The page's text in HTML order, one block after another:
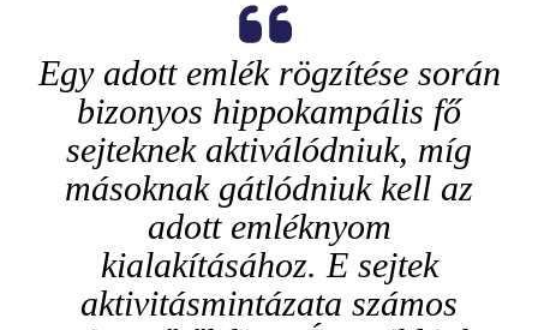
Egy adott emlék rögzítése során
bizonyos hippokampális fő
sejteknek aktiválódniuk, míg
másoknak gátlódniuk kell az
adott emléknyom
kialakításához. E sejtek
aktivitásmintázata számos